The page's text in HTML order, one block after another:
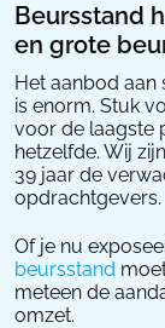
Beursstand
en grote
Het aanbod
is enorm. Stuk
voor de laagste
hetzelfde. Wij
39 jaar de
opdrachtgevers.
Of je nu
beursstand
meteen de
omzet.